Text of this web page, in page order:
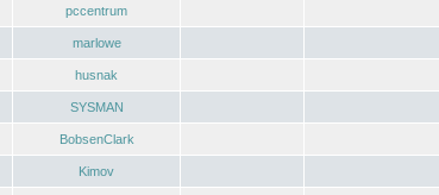
pccentrum
marlowe
husnak
SYSMAN
BobsenClark
Kimov